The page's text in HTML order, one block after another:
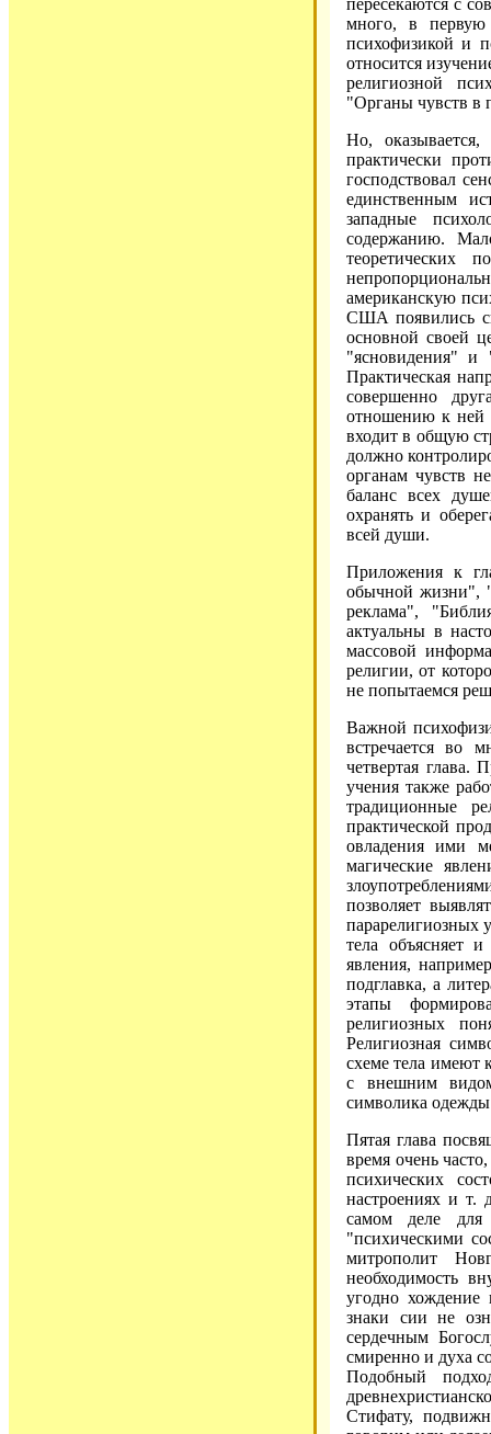
пересекаются с
много, в первую
психофизикой и
относится
религиозной
"Органы чувств в
Но,
практически
господствовал
единственным
западные
содержанию.
теоретических
американскую
США появились
основной своей
"ясновидения" и
Практическая
совершенно
отношению к ней
входит в общую
должно
органам чувств
баланс всех
охранять и
всей души.
Приложения к
обычной жизни",
реклама",
актуальны в
массовой
религии, от
не попытаемся
Важной
встречается во
четвертая глава.
учения также
традиционные
практической
овладения ими
магические
позволяет
парарелигиозных
тела объясняет
явления,
подглавка, а
этапы
религиозных
Религиозная
схеме тела имеют
с внешним
символика
Пятая глава
время очень
психических
настроениях и т.
самом деле для
"психическими
митрополит
необходимость
угодно
знаки сии не
сердечным
смиренно и духа
Подобный
Стифату,